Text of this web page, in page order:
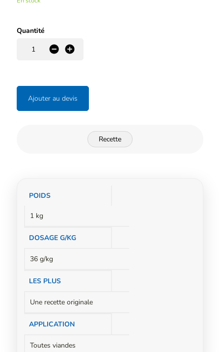
Quantité
+
-
Ajouter au devis
Recette
Informations
POIDS
1 kg
DOSAGE G/KG
36 g/kg
LES PLUS
Une recette originale
APPLICATION
Toutes viandes